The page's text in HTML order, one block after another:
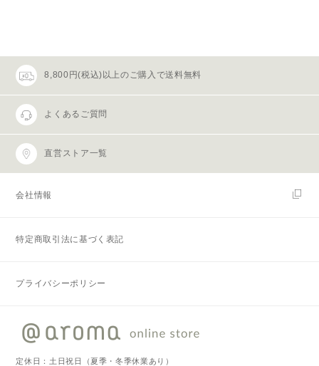
8,800円(税込)以上のご購入で送料無料
よくあるご質問
直営ストア一覧
会社情報
特定商取引法に基づく表記
プライバシーポリシー
定休日：土日祝日（夏季・冬季休業あり）